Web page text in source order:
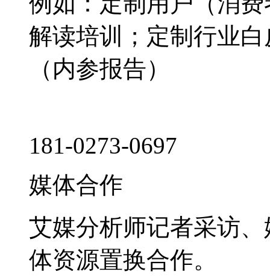
解读培训；定制行业
（内参报告）
181-0273-0697
媒体合作
艾媒分析师记者采访
体资源置换合作。